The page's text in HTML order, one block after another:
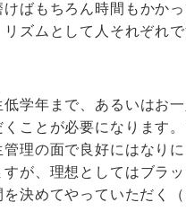
けばもちろん時間もかか
リズムとして人それぞれ
学年まで、あるいはお
くことが必要になります
管理の面で良好にはなり
すが、理想としてはブラ
を決めてやっていただく